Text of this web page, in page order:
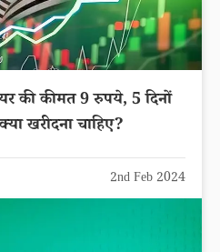
की कीमत 9 रुपये, 5 दिनों
खरीदना चाहिए?
2nd Feb 2024